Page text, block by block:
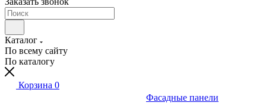
Каталог
По всему сайту
По каталогу
Корзина 0
Фасадные панели